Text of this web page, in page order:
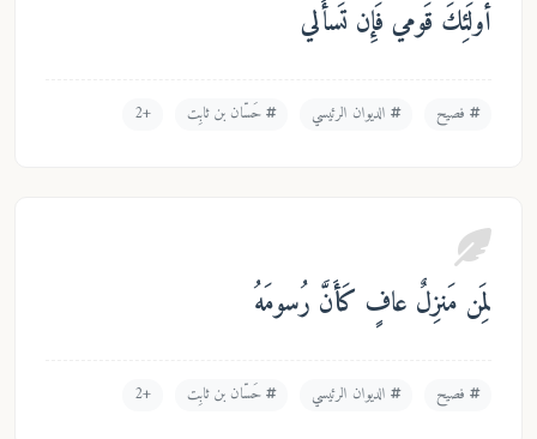
قَومي فَإِن تَسأَلي
الديوان الرئيسي حَسّان بن ثابِت +2
مَنزِلٌ عافٍ كَأَنَّ رُسومَهُ
الديوان الرئيسي حَسّان بن ثابِت +2